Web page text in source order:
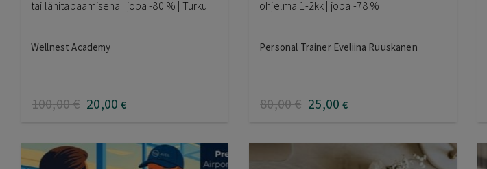
tai lähitapaamisena | jopa -80 % | Turku
Wellnest Academy
100,00€ 20,00 €
ohjelma 1-2kk | jopa -78 %
Personal Trainer Eveliina Ruuskanen
80,00€ 25,00 €